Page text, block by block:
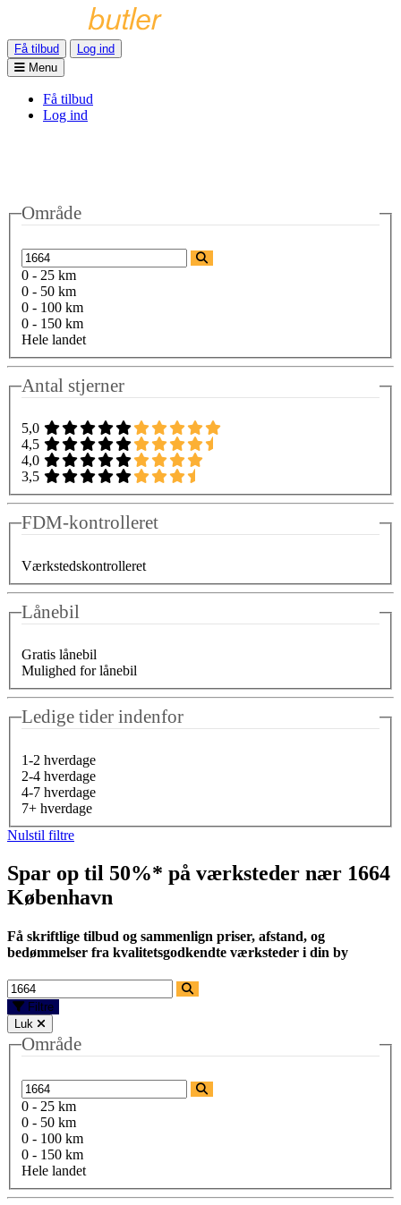
Få tilbud
Log ind
Menu
Få tilbud
Log ind
Område
0 - 25 km
0 - 50 km
0 - 100 km
0 - 150 km
Hele landet
Antal stjerner
5,0
4,5
4,0
3,5
FDM-kontrolleret
Værkstedskontrolleret
Lånebil
Gratis lånebil
Mulighed for lånebil
Ledige tider indenfor
1-2 hverdage
2-4 hverdage
4-7 hverdage
7+ hverdage
Nulstil filtre
Spar op til 50%* på værksteder nær 1664
København
Få skriftlige tilbud og sammenlign priser, afstand, og
bedømmelser fra kvalitetsgodkendte værksteder i din by
Filtre
Luk
Område
0 - 25 km
0 - 50 km
0 - 100 km
0 - 150 km
Hele landet